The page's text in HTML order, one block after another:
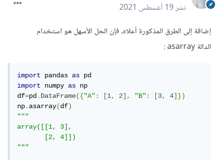
نشر19 أغسطس 2021
إضافة إلى الطرق المذكورة أعلاه، فإن الحل الأسهل هو استخدام
الدالة asarray :
import pandas as
import
numpy as np
df=pd.DataFrame({"A": [1, 2], "B": [3, 4]})
np.asarray(df)
"""
array([[1, 3],
"""